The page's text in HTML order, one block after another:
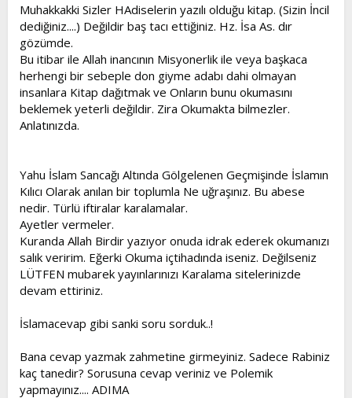
Muhakkakki Sizler HAdiselerin yazılı olduğu kitap. (Sizin İncil
dediğiniz....) Değildir baş tacı ettiğiniz. Hz. İsa As. dır
gözümde.
Bu itibar ile Allah inancının Misyonerlik ile veya başkaca
herhengi bir sebeple don giyme adabı dahi olmayan
insanlara Kitap dağıtmak ve Onların bunu okumasını
beklemek yeterli değildir. Zira Okumakta bilmezler.
Anlatınızda.
Yahu İslam Sancağı Altında Gölgelenen Geçmişinde İslamın
Kılıcı Olarak anılan bir toplumla Ne uğraşınız. Bu abese
nedir. Türlü iftiralar karalamalar.
Ayetler vermeler.
Kuranda Allah Birdir yazıyor onuda idrak ederek okumanızı
salık veririm. Eğerki Okuma içtihadında iseniz. Değilseniz
LÜTFEN mubarek yayınlarınızı Karalama sitelerinizde
devam ettiriniz.
İslamacevap gibi sanki soru sorduk..!
Bana cevap yazmak zahmetine girmeyiniz. Sadece Rabiniz
kaç tanedir? Sorusuna cevap veriniz ve Polemik
yapmayınız.... ADIMA